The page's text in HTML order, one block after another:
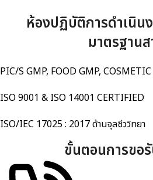
ห้องปฏิบัติการดำเนิน
มาตรฐาน
PIC/S GMP, FOOD GMP,
ISO 9001 & ISO 14001 CERTIFIED
ISO/IEC 17025 : 2017 ด้านจุลชีววิทยา
ขั้นตอนการขอ